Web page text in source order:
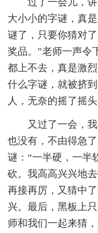
大小小的字谜，真
谜了，只要你猜对
奖品。”老师一声令
都上不去，真是激
什么字谜，就被挤
人，无奈的摇了摇头
又过了一会，
也没有，不由得急
谜：“一半硬，一半
砍。我高高兴兴地
再接再厉，又猜中
兴。最后，黑板上
师和我们一起来猜